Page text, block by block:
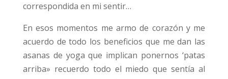
correspondida en mi sentir…
En esos momentos me armo de corazón y me
acuerdo de todo los beneficios que me dan las
asanas de yoga que implican ponernos ‘patas
arriba» recuerdo todo el miedo que sentía al